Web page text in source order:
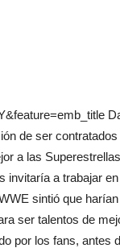
de ser
a las
invitaría a trabajar
sintió que
ser talentos de
por los fans, antes